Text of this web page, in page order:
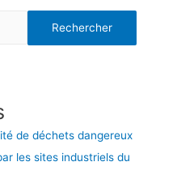
Rechercher
de déchets dangereux
les sites industriels du